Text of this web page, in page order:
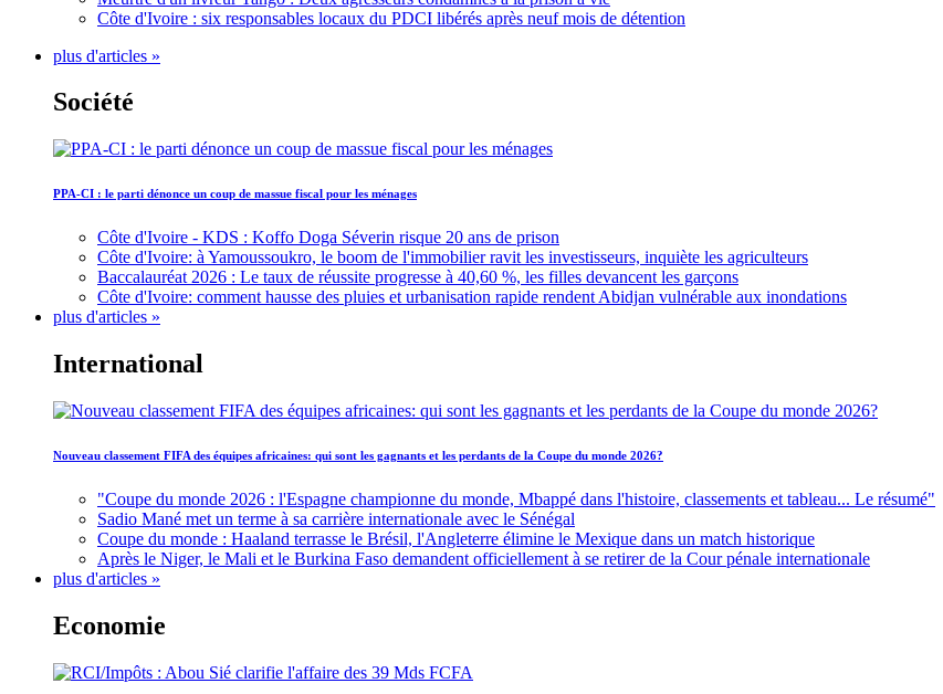
Côte d'Ivoire : six responsables locaux du PDCI libérés après neuf mois de détention
plus d'articles »
Société
PPA-CI : le parti dénonce un coup de massue fiscal pour les ménages
Côte d'Ivoire - KDS : Koffo Doga Séverin risque 20 ans de prison
Côte d'Ivoire: à Yamoussoukro, le boom de l'immobilier ravit les investisseurs, inquiète les agriculteurs
Baccalauréat 2026 : Le taux de réussite progresse à 40,60 %, les filles devancent les garçons
Côte d'Ivoire: comment hausse des pluies et urbanisation rapide rendent Abidjan vulnérable aux inondations
plus d'articles »
International
Nouveau classement FIFA des équipes africaines: qui sont les gagnants et les perdants de la Coupe du monde 2026?
"Coupe du monde 2026 : l'Espagne championne du monde, Mbappé dans l'histoire, classements et tableau... Le résumé"
Sadio Mané met un terme à sa carrière internationale avec le Sénégal
Coupe du monde : Haaland terrasse le Brésil, l'Angleterre élimine le Mexique dans un match historique
Après le Niger, le Mali et le Burkina Faso demandent officiellement à se retirer de la Cour pénale internationale
plus d'articles »
Economie